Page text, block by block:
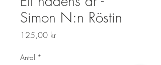
Simon N:n Röstin
125,00 krPris
Antal *